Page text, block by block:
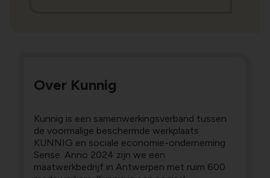
Over Kunnig
Kunnig is een samenwerkingsverband tussen
de voormalige beschermde werkplaats
KUNNIG en sociale economie-onderneming
Sense. Anno 2024 zijn we een
maatwerkbedrijf in Antwerpen met ruim 600